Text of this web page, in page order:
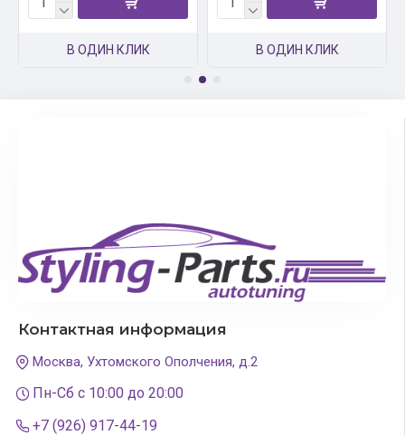
В ОДИН КЛИК В ОДИН КЛИК
Контактная информация
Москва, Ухтомского Ополчения, д.2
Пн-Сб с 10:00 до 20:00
+7 (926) 917-44-19